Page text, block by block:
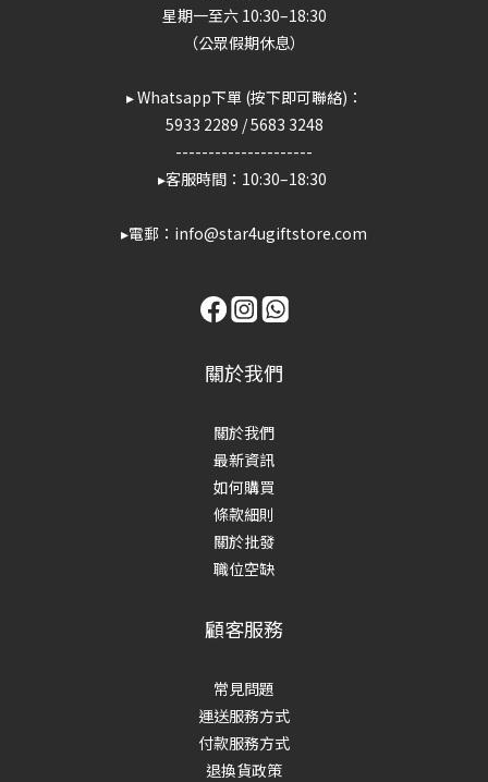
星期一至六 10:30–18:30
（公眾假期休息）
▸ Whatsapp下單 (按下即可聯絡)：
5933 2289 /5683 3248
---------------------
▸客服時間：10:30–18:30
▸電郵：info@star4ugiftstore.com
關於我們
關於我們
最新資訊
如何購買
條款細則
關於批發
職位空缺
顧客服務
常見問題
運送服務方式
付款服務方式
退換貨政策